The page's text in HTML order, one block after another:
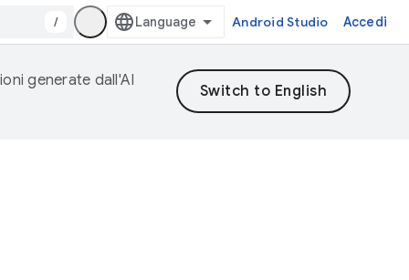
/ Android Studio Accedi
generate dall'AI